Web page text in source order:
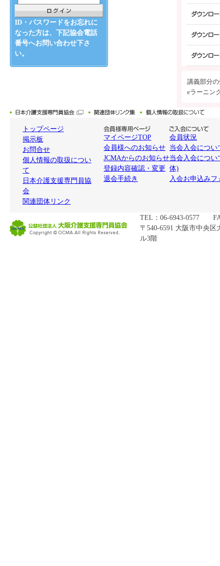
ID・パスワードをお忘れに
なった方は、下記協会電話
番号へお問い合わせ下さ
い。
講義部分
eラーニン
トップページ
掲示板
お問合せ
個人情報の取扱につい
て
日本介護支援専門員協
会
関連団体リンク
マイページTOP
会員様へのお知らせ
JCMAからのお知らせ
登録内容確認・変更
退会手続き
会員状況
当会入会につい
当会入会につい
体)
入会お申込みフ
TEL：06-6943-0577
〒540-6591 大阪市中央
ル3階